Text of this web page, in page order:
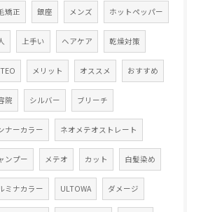
矯正 銀座 メンズ ホットペッパー
上手い ヘアケア 乾燥対策
メリット オススメ おすすめ
院 シルバー ブリーチ
ナーカラー ネオメテオストレート
ンプー メテオ カット 白髪染め
ミナカラー ULTOWA ダメージ